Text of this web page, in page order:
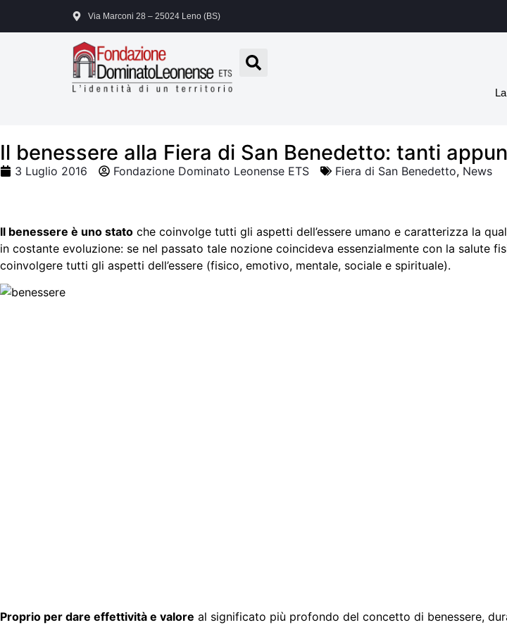
Via Marconi 28 – 25024 Leno (BS)
Il benessere alla Fiera di San Benedetto: tanti
3 Luglio 2016 Fondazione Dominato Leonense ETS Fiera di San Benedetto, News
Il benessere è uno stato che coinvolge tutti gli aspetti dell’essere umano e caratterizza la
in costante evoluzione: se nel passato tale nozione coincideva essenzialmente con la salute
coinvolgere tutti gli aspetti dell’essere (fisico, emotivo, mentale, sociale e spirituale).
Proprio per dare effettività e valore al significato più profondo del concetto di benessere,